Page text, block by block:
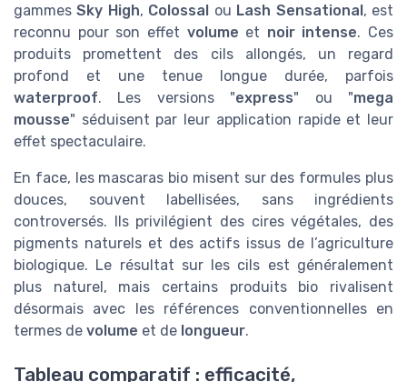
gammesSky High, Colossal ou Lash Sensational, est
reconnu pour son effet volume et noir intense. Ces
produits promettent des cils allongés, un regard
profond et une tenue longue durée, parfois
waterproof. Les versions "express" ou "mega
mousse" séduisent par leur application rapide et leur
effet spectaculaire.
En face, les mascaras bio misent sur des formules plus
douces, souvent labellisées, sans ingrédients
controversés. Ils privilégient des cires végétales, des
pigments naturels et des actifs issus de l’agriculture
biologique. Le résultat sur les cils est généralement
plus naturel, mais certains produits bio rivalisent
désormais avec les références conventionnelles en
termes de volume et de longueur.
Tableau comparatif : efficacité,